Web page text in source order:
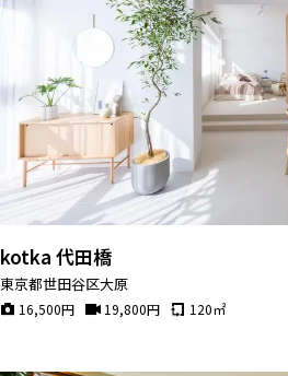
kotka 代田橋
東京都世田谷区大原
16,500円 19,800円 120㎡